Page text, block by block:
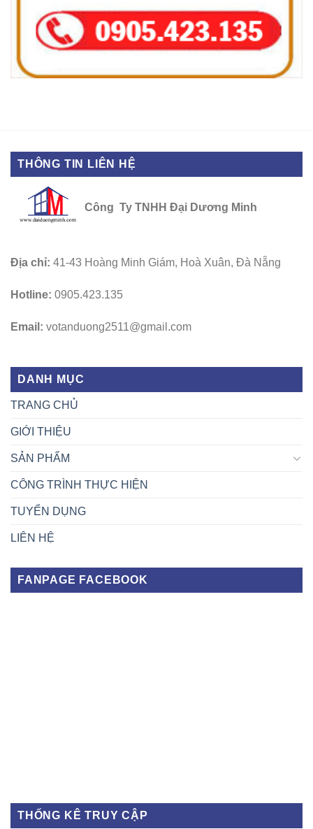
THÔNG TIN LIÊN HỆ
Công Ty TNHH Đại Dương Minh
Địa chỉ: 41-43 Hoàng Minh Giám, Hoà Xuân, Đà Nẵng
Hotline: 0905.423.135
Email: votanduong2511@gmail.com
DANH MỤC
TRANG CHỦ
GIỚI THIỆU
SẢN PHẨM
CÔNG TRÌNH THỰC HIỆN
TUYỂN DỤNG
LIÊN HỆ
FANPAGE FACEBOOK
THỐNG KÊ TRUY CẬP